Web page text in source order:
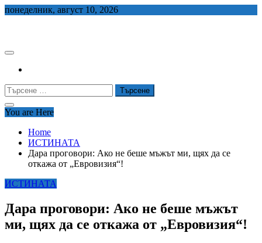
Skip
понеделник, август 10, 2026
Търсене
за:
You are Here
Home
ИСТИНАТА
Дара проговори: Ако не беше мъжът ми, щях да се
откажа от „Евровизия“!
ИСТИНАТА
Дара проговори: Ако не беше мъжът
ми, щях да се откажа от „Евровизия“!